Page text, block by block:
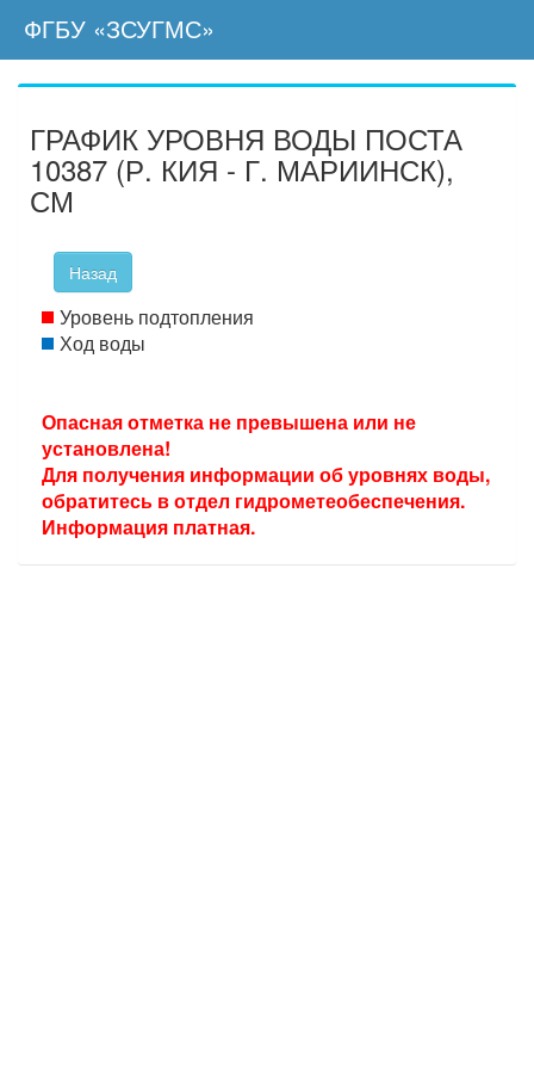
ФГБУ «ЗСУГМС»
ГРАФИК УРОВНЯ ВОДЫ ПОСТА
10387 (Р. КИЯ - Г. МАРИИНСК),
СМ
Назад
Уровень подтопления
Ход воды
Опасная отметка не превышена или не
установлена!
Для получения информации об уровнях воды,
обратитесь в отдел гидрометеобеспечения.
Информация платная.